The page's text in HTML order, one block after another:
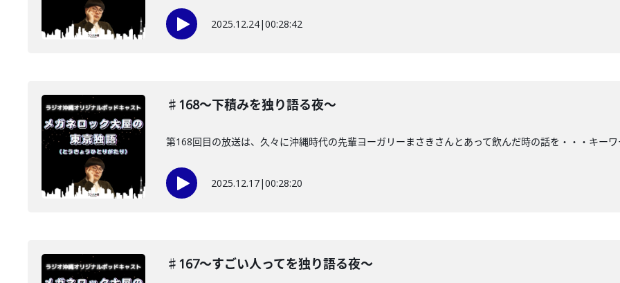
2025.12.24|00:28:42
♯168〜下積みを独り語る夜〜
第168回目の放送は、久々に沖縄時代の先輩ヨーガリーまさきさんとあって飲んだ時の話を・・・キーワ
2025.12.17|00:28:20
♯167〜すごい人ってを独り語る夜〜